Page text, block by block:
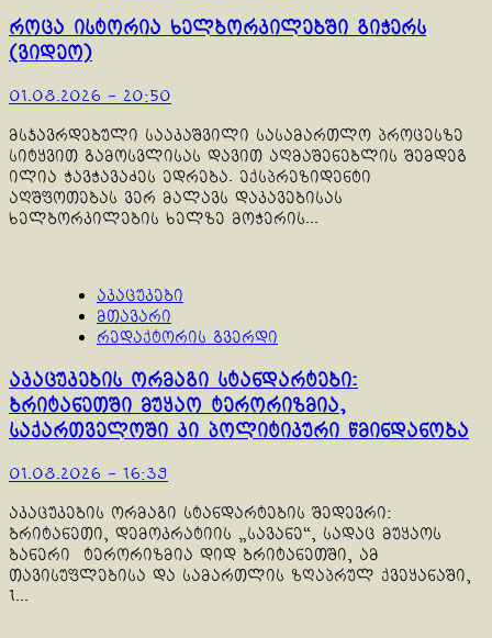
როცა ისტორია ხელბორკილებში გიჭერს
(ვიდეო)
01.08.2026 - 20:50
მსჯავრდებული სააკაშვილი სასამართლო პროცესზე
სიტყვით გამოსვლისას დავით აღმაშენებლის შემდეგ
ილია ჭავჭავაძეს ედრება. ექსპრეზიდენტი
აღშფოთებას ვერ მალავს დაკავებისას
ხელბორკილების ხელზე მოჭერის...
აკაცუკები
მთავარი
რედაქტორის გვერდი
აკაცუკების ორმაგი სტანდარტები:
ბრიტანეთში მუყაო ტერორიზმია,
საქართველოში კი პოლიტიკური წმინდანობა
01.08.2026 - 16:39
აკაცუკების ორმაგი სტანდარტების შედევრი:
ბრიტანეთი, დემოკრატიის „სავანე“, სადაც მუყაოს
ბანერი ტერორიზმია დიდ ბრიტანეთში, ამ
თავისუფლებისა და სამართლის ზღაპრულ ქვეყანაში,
1...